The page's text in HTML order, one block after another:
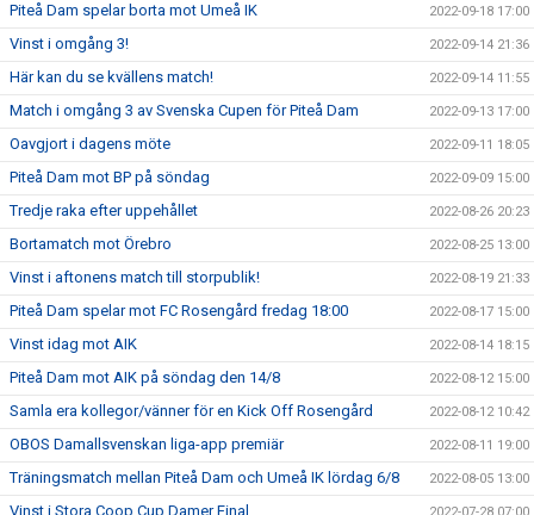
Piteå Dam spelar borta mot Umeå IK 2022-09-18 17:00
Vinst i omgång 3! 2022-09-14 21:36
Här kan du se kvällens match! 2022-09-14 11:55
Match i omgång 3 av Svenska Cupen för Piteå Dam 2022-09-13 17:00
Oavgjort i dagens möte 2022-09-11 18:05
Piteå Dam mot BP på söndag 2022-09-09 15:00
Tredje raka efter uppehållet 2022-08-26 20:23
Bortamatch mot Örebro 2022-08-25 13:00
Vinst i aftonens match till storpublik! 2022-08-19 21:33
Piteå Dam spelar mot FC Rosengård fredag 18:00 2022-08-17 15:00
Vinst idag mot AIK 2022-08-14 18:15
Piteå Dam mot AIK på söndag den 14/8 2022-08-12 15:00
Samla era kollegor/vänner för en Kick Off Rosengård 2022-08-12 10:42
OBOS Damallsvenskan liga-app premiär 2022-08-11 19:00
Träningsmatch mellan Piteå Dam och Umeå IK lördag 6/8 2022-08-05 13:00
Vinst i Stora Coop Cup Damer Final